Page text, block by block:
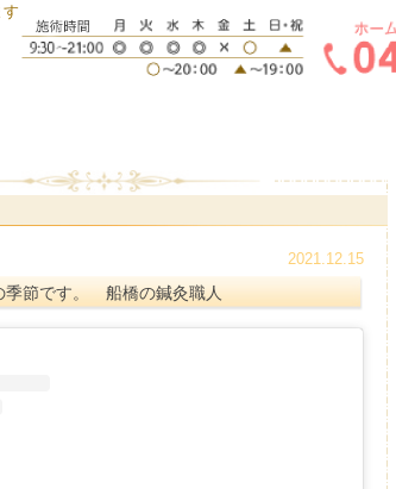
2021.12.15
季節です。 船橋の鍼灸職人